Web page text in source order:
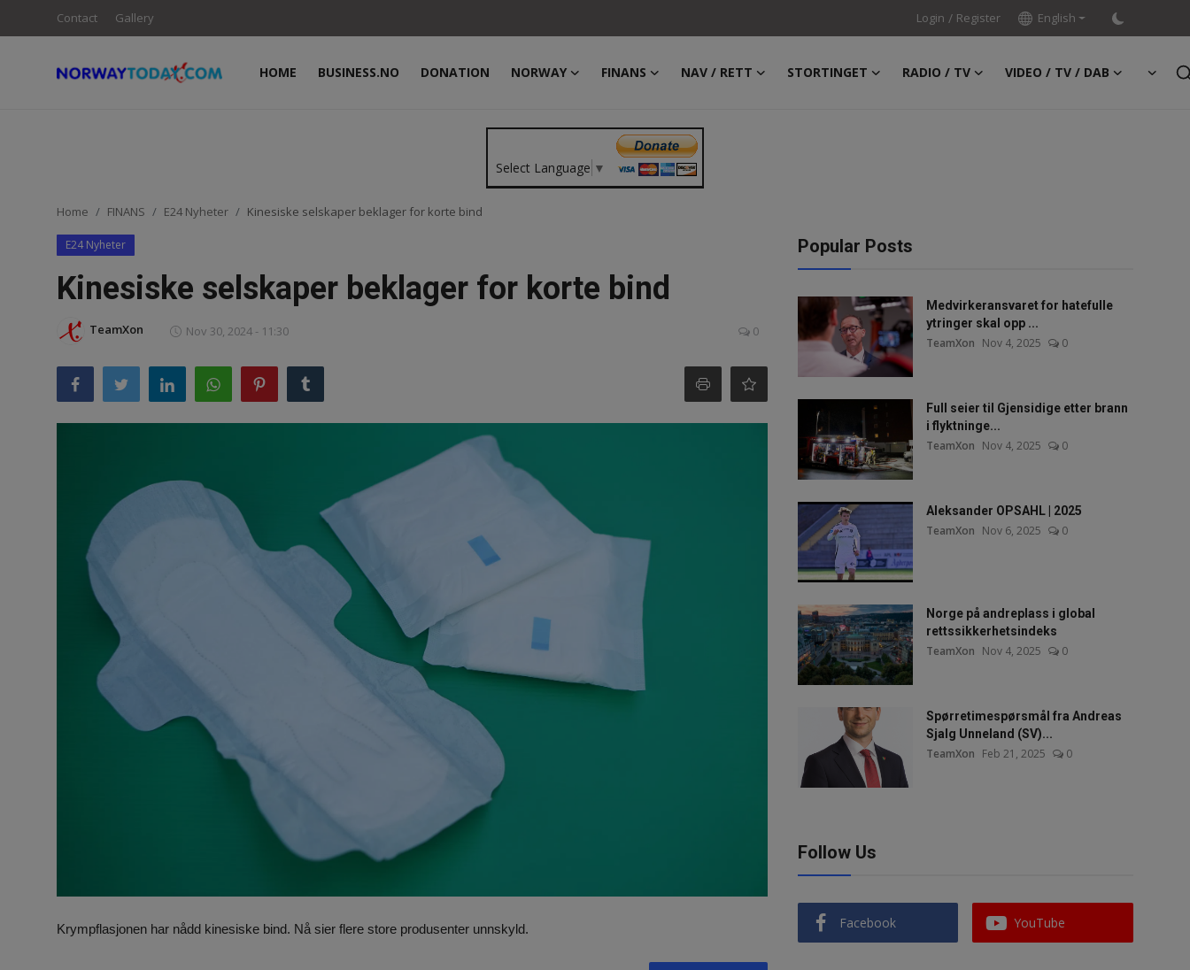
Contact Gallery Login / Register English
HOME BUSINESS.NO DONATION NORWAY FINANS NAV / RETT STORTINGET RADIO / TV
VIDEO / TV / DAB
NORWAY
FINANS
NAV / RETT
VIDEO / TV / DAB
MIN HISTORIE
English
Select Language ▼
Home FINANS E24 Nyheter Kinesiske selskaper beklager for korte bind
E24 Nyheter
Kinesiske selskaper beklager for korte bind
TeamXon Nov 30, 2024 - 11:30 0
Krympflasjonen har nådd kinesiske bind. Nå sier flere store produsenter unnskyld.
Popular Posts
Medvirkeransvaret for hatefulle
ytringer skal opp ...
TeamXon Nov 4, 2025 0
Full seier til Gjensidige etter brann
i flyktninge...
TeamXon Nov 4, 2025 0
Aleksander OPSAHL | 2025
TeamXon Nov 6, 2025 0
Norge på andreplass i global
rettssikkerhetsindeks
TeamXon Nov 4, 2025 0
Spørretimespørsmål fra Andreas
Sjalg Unneland (SV)...
TeamXon Feb 21, 2025 0
Follow Us
Facebook YouTube